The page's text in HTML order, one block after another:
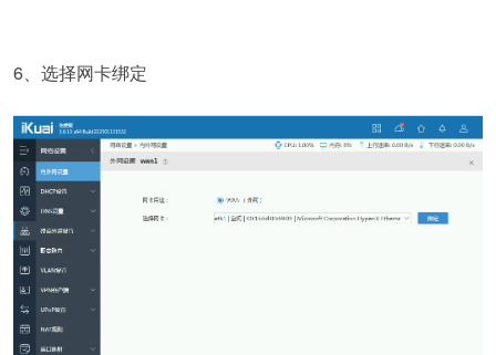
6、选择网卡绑定